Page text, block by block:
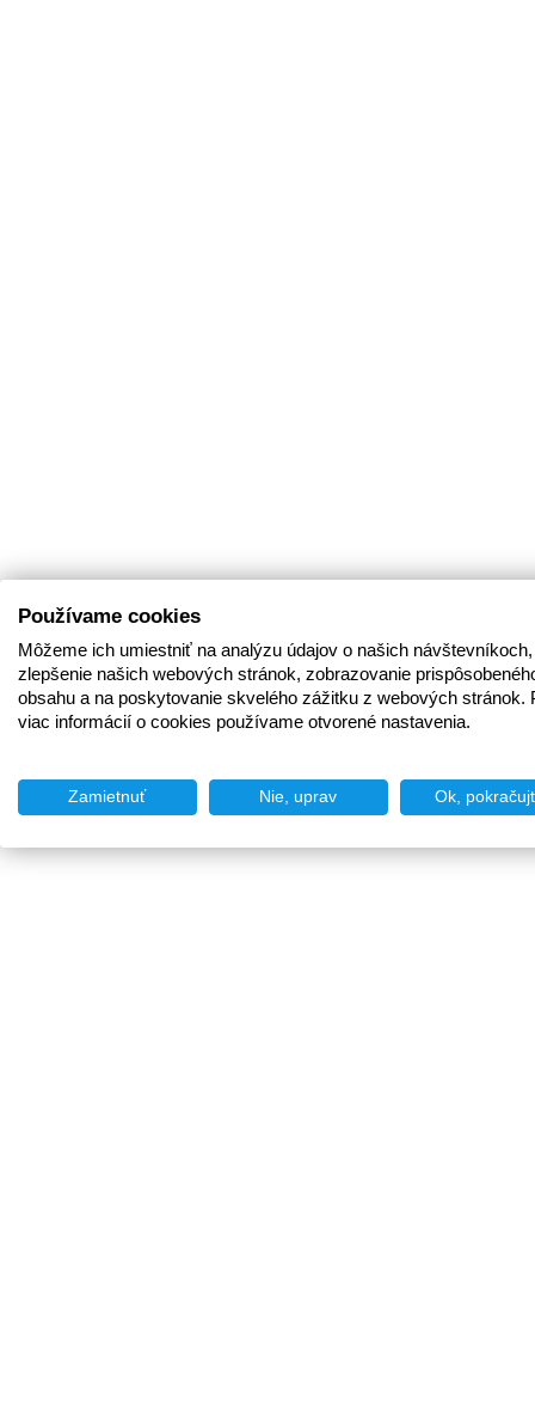
Používame cookies
Môžeme ich umiestniť na analýzu údajov o našich
zlepšenie našich webových stránok, zobrazovanie
obsahu a na poskytovanie skvelého zážitku z webových stránok.
viac informácií o cookies používame otvorené nastavenia.
Zamietnuť Nie, uprav Ok,